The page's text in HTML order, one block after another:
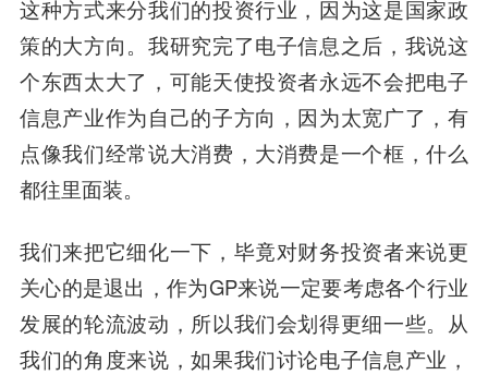
这种方式来分我们的投资行业，因为这是国家政
策的大方向。我研究完了电子信息之后，我说这
个东西太大了，可能天使投资者永远不会把电子
信息产业作为自己的子方向，因为太宽广了，有
点像我们经常说大消费，大消费是一个框，什么
都往里面装。
我们来把它细化一下，毕竟对财务投资者来说更
关心的是退出，作为GP来说一定要考虑各个行业
发展的轮流波动，所以我们会划得更细一些。从
我们的角度来说，如果我们讨论电子信息产业，